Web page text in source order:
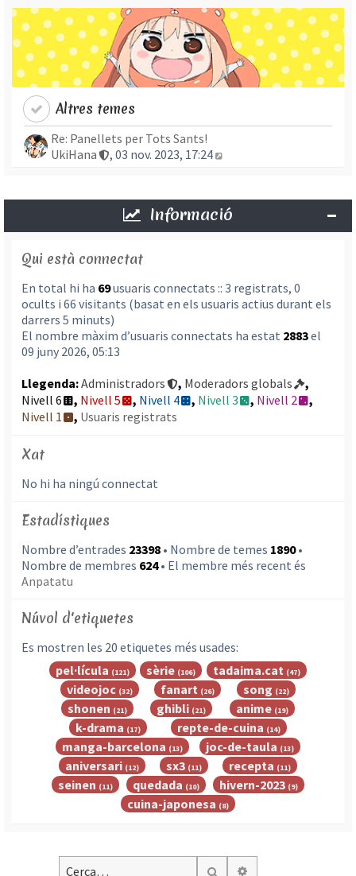
Altres temes
Re: Panellets per Tots Sants!
UkiHana
, 03 nov. 2023, 17:24
Informació
Qui està connectat
En total hi ha 69usuaris connectats :: 3 registrats, 0
ocults i 66 visitants (basat en els usuaris actius durant els
darrers 5 minuts)
El nombre màxim d’usuaris connectats ha estat 2883el
09 juny 2026, 05:13
Llegenda:Administradors , Moderadors globals
,
Nivell 6
, Nivell 5 , Nivell 4 , Nivell 3 , Nivell 2
,
Nivell 1
, Usuaris registrats
Xat
No hi ha ningú connectat
Estadístiques
Nombre d’entrades 23398 • Nombre de temes 1890•
Nombre de membres 624• El membre més recent és
Anpatatu
Núvol d'etiquetes
Es mostren les 20 etiquetes més usades:
pel·lícula (121) sèrie (106) tadaima.cat (47)
videojoc (32) fanart (26) song (22)
shonen (21) ghibli (21) anime (19)
k-drama (17) repte-de-cuina (14)
manga-barcelona (13) joc-de-taula (13)
aniversari (12) sx3 (11) recepta (11)
seinen (11) quedada (10) hivern-2023 (9)
cuina-japonesa (8)
Cerca